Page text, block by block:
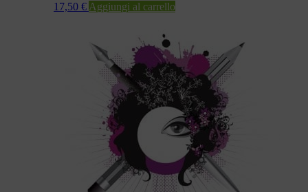
17,50 € Aggiungi al carrello